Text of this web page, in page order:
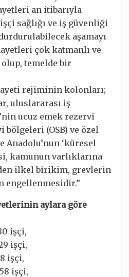
an itibarıyla
sağlığı ve iş güvenliği
aşamayı
çok katmanlı ve
temelde bir
rejiminin kolonları;
uluslararası iş
ucuz emek rezervi
(OSB) ve özel
‘küresel
kamunun varlıklarına
ilkel birikim, grevlerin
engellenmesidir.”
aylara göre
işçi,
işçi,
işçi,
işçi,